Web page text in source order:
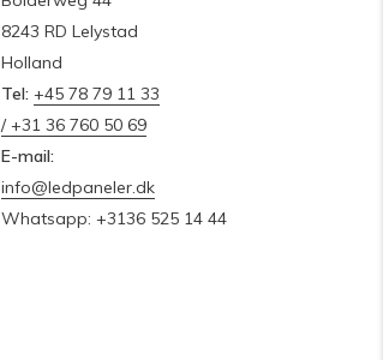
8243 RD Lelystad
Holland
Tel: +45 78 79 11 33
/ +31 36 760 50 69
E-mail:
info@ledpaneler.dk
Whatsapp: +3136 525 14 44